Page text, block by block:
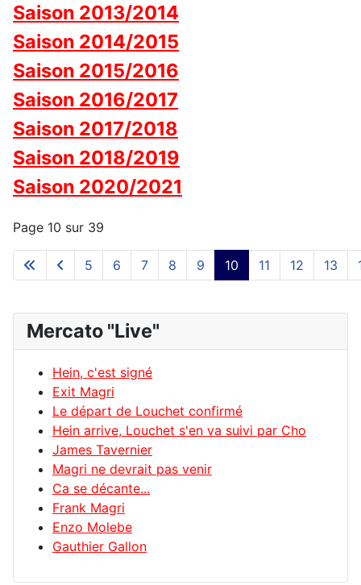
Saison 2013/2014
Saison 2014/2015
Saison 2015/2016
Saison 2016/2017
Saison 2017/2018
Saison 2018/2019
Saison 2020/2021
Page 10 sur 39
5 6 7 8 9 10 11 12 13
Mercato "Live"
Hein, c'est signé
Exit Magri
Le départ de Louchet confirmé
Hein arrive, Louchet s'en va suivi par Cho
James Tavernier
Magri ne devrait pas venir
Ca se décante...
Frank Magri
Enzo Molebe
Gauthier Gallon